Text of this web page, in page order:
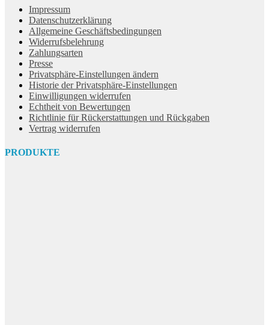
Impressum
Datenschutzerklärung
Allgemeine Geschäftsbedingungen
Widerrufsbelehrung
Zahlungsarten
Presse
Privatsphäre-Einstellungen ändern
Historie der Privatsphäre-Einstellungen
Einwilligungen widerrufen
Echtheit von Bewertungen
Richtlinie für Rückerstattungen und Rückgaben
Vertrag widerrufen
PRODUKTE